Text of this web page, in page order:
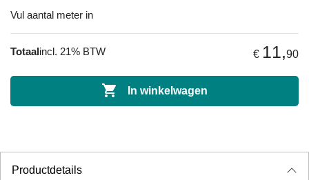
Vul aantal meter in
Totaalincl. 21% BTW € 11,90
 In winkelwagen
Productdetails